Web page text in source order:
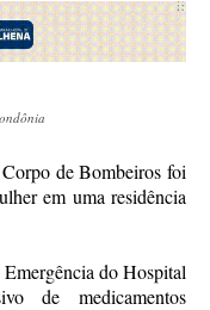
de Bombeiros foi
em uma residência
do Hospital
de medicamentos